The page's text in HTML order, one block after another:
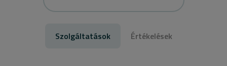
Szolgáltatások Értékelések